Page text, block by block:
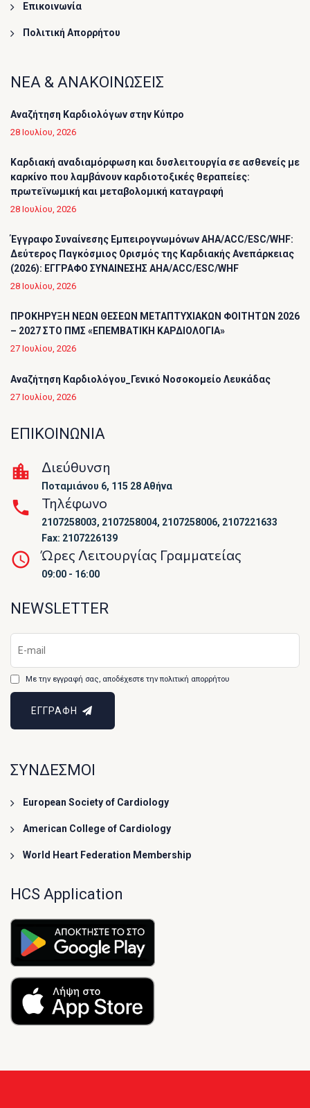
Επικοινωνία
Πολιτική Απορρήτου
ΝΕΑ & ΑΝΑΚΟΙΝΩΣΕΙΣ
Αναζήτηση Καρδιολόγων στην Κύπρο
28 Ιουλίου, 2026
Καρδιακή αναδιαμόρφωση και δυσλειτουργία σε ασθενείς με
καρκίνο που λαμβάνουν καρδιοτοξικές θεραπείες:
πρωτεϊνωμική και μεταβολομική καταγραφή
28 Ιουλίου, 2026
Έγγραφο Συναίνεσης Εμπειρογνωμόνων AHA/ACC/ESC/WHF:
Δεύτερος Παγκόσμιος Ορισμός της Καρδιακής Ανεπάρκειας
(2026): ΕΓΓΡΑΦΟ ΣΥΝΑΙΝΕΣΗΣ AHA/ACC/ESC/WHF
28 Ιουλίου, 2026
ΠΡΟΚΗΡΥΞΗ ΝΕΩΝ ΘΕΣΕΩΝ ΜΕΤΑΠΤΥΧΙΑΚΩΝ ΦΟΙΤΗΤΩΝ 2026
– 2027 ΣΤΟ ΠΜΣ «ΕΠΕΜΒΑΤΙΚΗ ΚΑΡΔΙΟΛΟΓΙΑ»
27 Ιουλίου, 2026
Αναζήτηση Καρδιολόγου_Γενικό Νοσοκομείο Λευκάδας
27 Ιουλίου, 2026
ΕΠΙΚΟΙΝΩΝΙΑ
Διεύθυνση
Ποταμιάνου 6, 115 28 Αθήνα
Τηλέφωνο
2107258003, 2107258004, 2107258006, 2107221633
Fax: 2107226139
Ώρες Λειτουργίας Γραμματείας
09:00 - 16:00
NEWSLETTER
Με την εγγραφή σας, αποδέχεστε την πολιτική απορρήτου
ΕΓΓΡΑΦΗ
ΣΥΝΔΕΣΜΟΙ
European Society of Cardiology
American College of Cardiology
World Heart Federation Membership
HCS Application